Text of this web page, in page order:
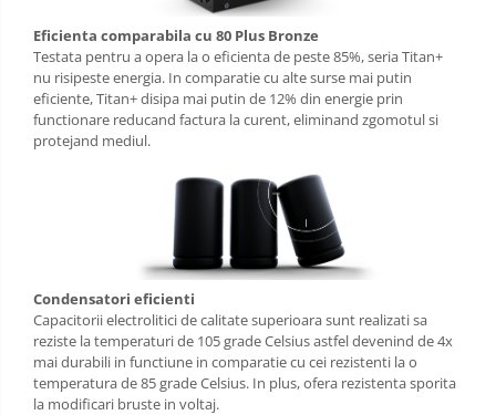
Eficienta comparabila cu 80 Plus Bronze
Testata pentru a opera la o eficienta de peste 85%, seria Titan+
nu risipeste energia. In comparatie cu alte surse mai putin
eficiente, Titan+ disipa mai putin de 12% din energie prin
functionare reducand factura la curent, eliminand zgomotul si
protejand mediul.
Condensatori eficienti
Capacitorii electrolitici de calitate superioara sunt realizati sa
reziste la temperaturi de 105 grade Celsius astfel devenind de 4x
mai durabili in functiune in comparatie cu cei rezistenti la o
temperatura de 85 grade Celsius. In plus, ofera rezistenta sporita
la modificari bruste in voltaj.